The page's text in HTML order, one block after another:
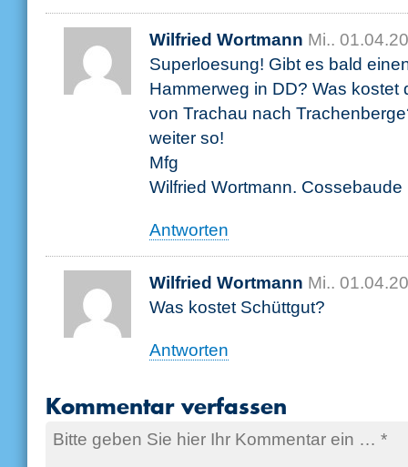
Wilfried Wortmann Mi..
Superloesung! Gibt es bald
Hammerweg in DD? Was kostet
von Trachau nach
weiter so!
Mfg
Wilfried Wortmann. Cossebaude
Antworten
Wilfried Wortmann Mi..
Was kostet Schüttgut?
Antworten
Kommentar verfassen